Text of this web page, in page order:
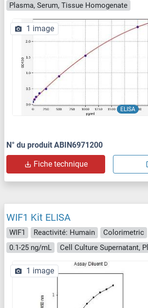
Plasma, Serum, Tissue Homogenate
ELISA
1 image
N° du produit ABIN6971200
Fiche technique
WIF1 Kit ELISA
WIF1 Reactivité: Humain Colorimetric
0.1-25 ng/mL
Cell Culture Supernatant,
1 image